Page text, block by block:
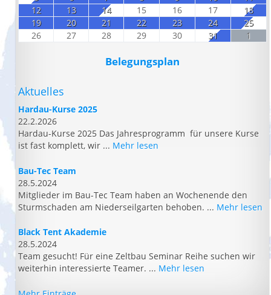
12
13 14 15 16 17
18
19
20 21 22 23 24
25
26
27 28 29 30 31 1
Belegungsplan
Aktuelles
Hardau-Kurse 2025
22.2.2026
Hardau-Kurse 2025 Das Jahresprogramm für unsere Kurse
ist fast komplett, wir ... Mehr lesen
Bau-Tec Team
28.5.2024
Mitglieder im Bau-Tec Team haben an Wochenende den
Sturmschaden am Niederseilgarten behoben. ... Mehr lesen
Black Tent Akademie
28.5.2024
Team gesucht! Für eine Zeltbau Seminar Reihe suchen wir
weiterhin interessierte Teamer. ... Mehr lesen